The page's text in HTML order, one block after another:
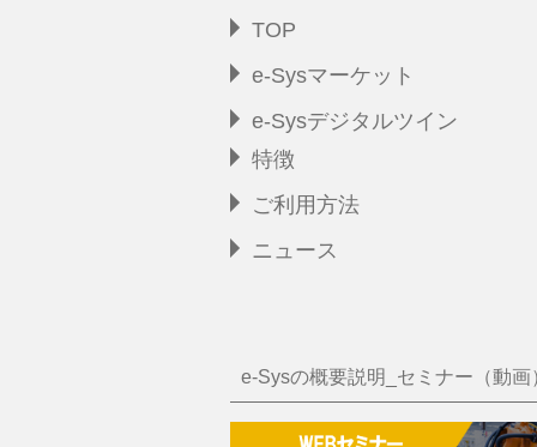
TOP
e-Sysマーケット
e-Sysデジタルツイン
特徴
ご利用方法
ニュース
e-Sysの概要説明_セミナー（動画